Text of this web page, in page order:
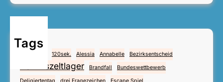
Tags
120sek. Alessia Annabelle Bezirksentscheid
Bezirkszeltlager Brandfall Bundeswettbewerb